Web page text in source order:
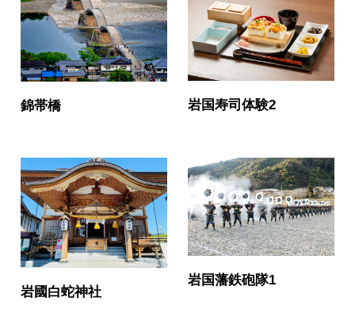
錦帯橋 岩国寿司体験2
岩國白蛇神社
岩国藩鉄砲隊1